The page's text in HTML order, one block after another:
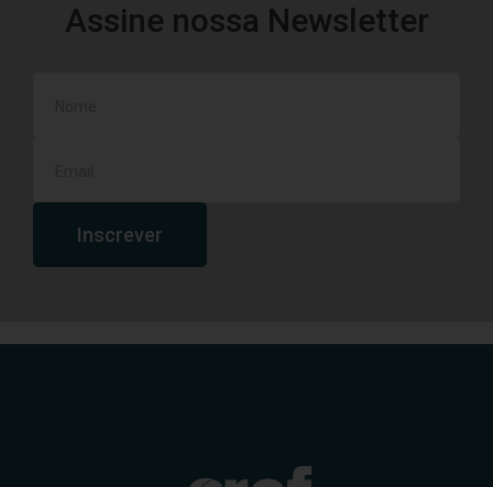
Assine nossa Newsletter
Inscrever